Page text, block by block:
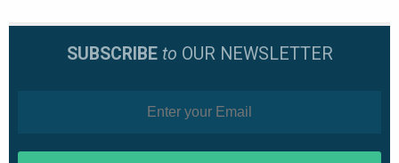
SUBSCRIBE to OUR NEWSLETTER